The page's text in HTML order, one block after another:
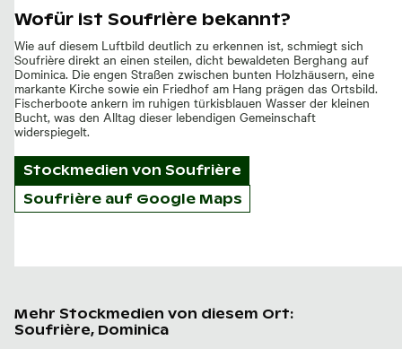
Wofür ist Soufrière bekannt?
Wie auf diesem Luftbild deutlich zu erkennen ist, schmiegt sich
Soufrière direkt an einen steilen, dicht bewaldeten Berghang auf
Dominica. Die engen Straßen zwischen bunten Holzhäusern, eine
markante Kirche sowie ein Friedhof am Hang prägen das Ortsbild.
Fischerboote ankern im ruhigen türkisblauen Wasser der kleinen
Bucht, was den Alltag dieser lebendigen Gemeinschaft
widerspiegelt.
Stockmedien von Soufrière
Soufrière auf Google Maps
Mehr Stockmedien von diesem Ort:
Soufrière, Dominica